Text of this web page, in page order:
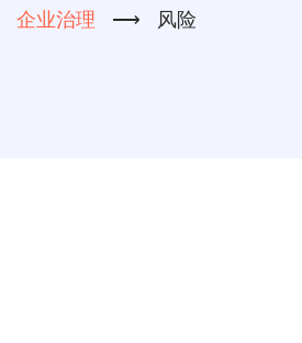
企业治理 ⟶ 风险